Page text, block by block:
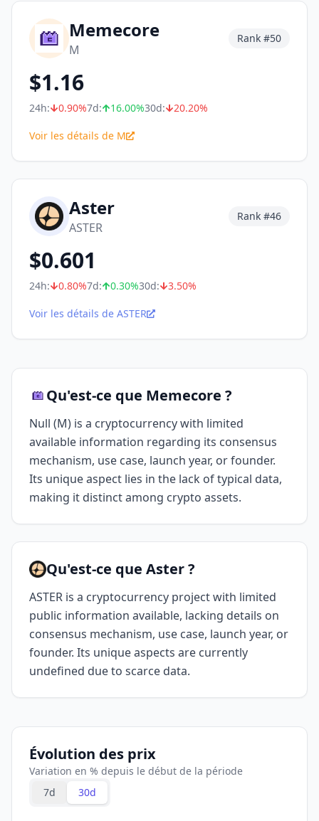
Memecore
M
Rank #50
$1.16
24h: 0.90%7d: 16.00%30d: 20.20%
Voir les détails de M
Aster
ASTER
Rank #46
$0.601
24h: 0.80%7d: 0.30%30d: 3.50%
Voir les détails de ASTER
Qu'est-ce que Memecore ?
Null (M) is a cryptocurrency with limited
available information regarding its consensus
mechanism, use case, launch year, or founder.
Its unique aspect lies in the lack of typical data,
making it distinct among crypto assets.
Qu'est-ce que Aster ?
ASTER is a cryptocurrency project with limited
public information available, lacking details on
consensus mechanism, use case, launch year, or
founder. Its unique aspects are currently
undefined due to scarce data.
Évolution des prix
Variation en % depuis le début de la période
7d
30d